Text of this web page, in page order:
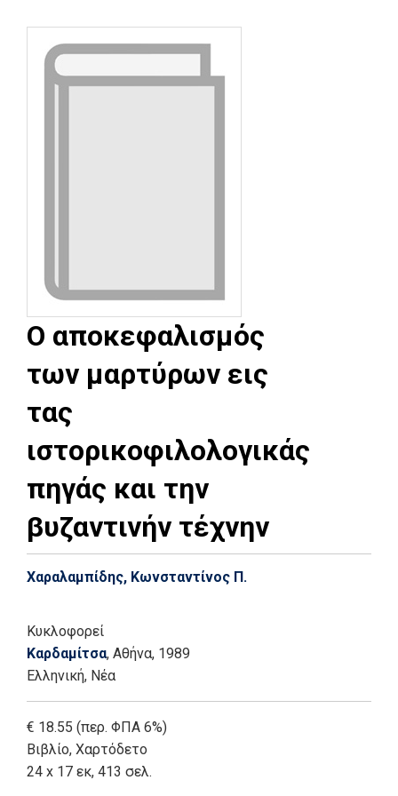
Ο αποκεφαλισμός
των μαρτύρων εις
τας
ιστορικοφιλολογικάς
πηγάς και την
βυζαντινήν τέχνην
Χαραλαμπίδης, Κωνσταντίνος Π.
Κυκλοφορεί
Καρδαμίτσα, Αθήνα, 1989
Ελληνική, Νέα
€ 18.55 (περ. ΦΠΑ 6%)
Βιβλίο, Χαρτόδετο
24 x 17 εκ, 413 σελ.